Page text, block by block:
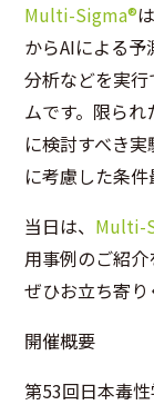
Multi-Sigma®
からAIによる
分析などを実
ムです。限ら
に検討すべき
に考慮した条件
当日は、 Multi-
用事例のご紹介
ぜひお立ち寄り
開催概要
第53回日本毒